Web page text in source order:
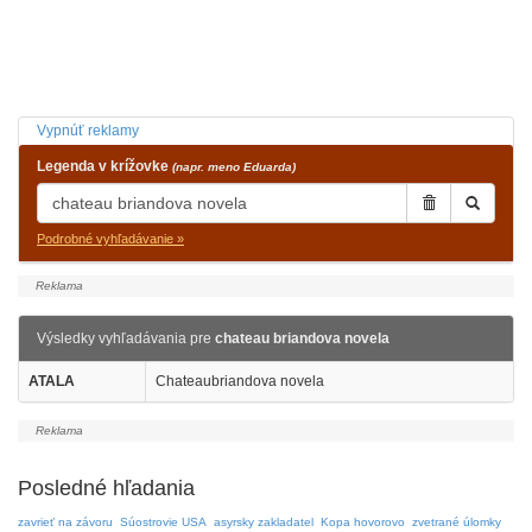
Vypnúť reklamy
Legenda v krížovke (napr. meno Eduarda)
Podrobné vyhľadávanie »
Výsledky vyhľadávania pre chateau briandova novela
ATALA Chateaubriandova novela
Posledné hľadania
zavrieť na závoru Súostrovie USA asyrsky zakladatel Kopa hovorovo zvetrané úlomky